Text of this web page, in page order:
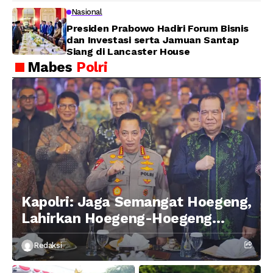
Nasional
Presiden Prabowo Hadiri Forum Bisnis
dan Investasi serta Jamuan Santap
Siang di Lancaster House
Mabes Polri
Kapolri: Jaga Semangat Hoegeng,
Lahirkan Hoegeng-Hoegeng
Berikutnya
Redaksi